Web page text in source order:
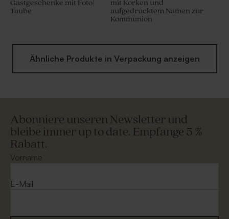
Gastgeschenke mit Foto|
Taube
mit Korken und
aufgedrucktem Namen zur
Kommunion
Ähnliche Produkte in Verpackung anzeigen
Abonniere unseren Newsletter und
bleibe immer up to date. Empfange 5 %
Rabatt.
Vorname
E-Mail